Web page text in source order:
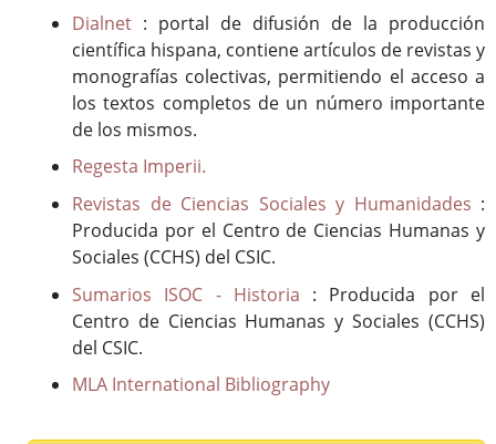
Normas de envío
La Reex en BD Bibliográficas
Dialnet : portal de difusión de la producción
científica hispana, contiene artículos de revistas y
monografías colectivas, permitiendo el acceso a
los textos completos de un número importante
de los mismos.
Regesta Imperii.
Revistas de Ciencias Sociales y Humanidades :
Producida por el Centro de Ciencias Humanas y
Sociales (CCHS) del CSIC.
Sumarios ISOC - Historia : Producida por el
Centro de Ciencias Humanas y Sociales (CCHS)
del CSIC.
MLA International Bibliography